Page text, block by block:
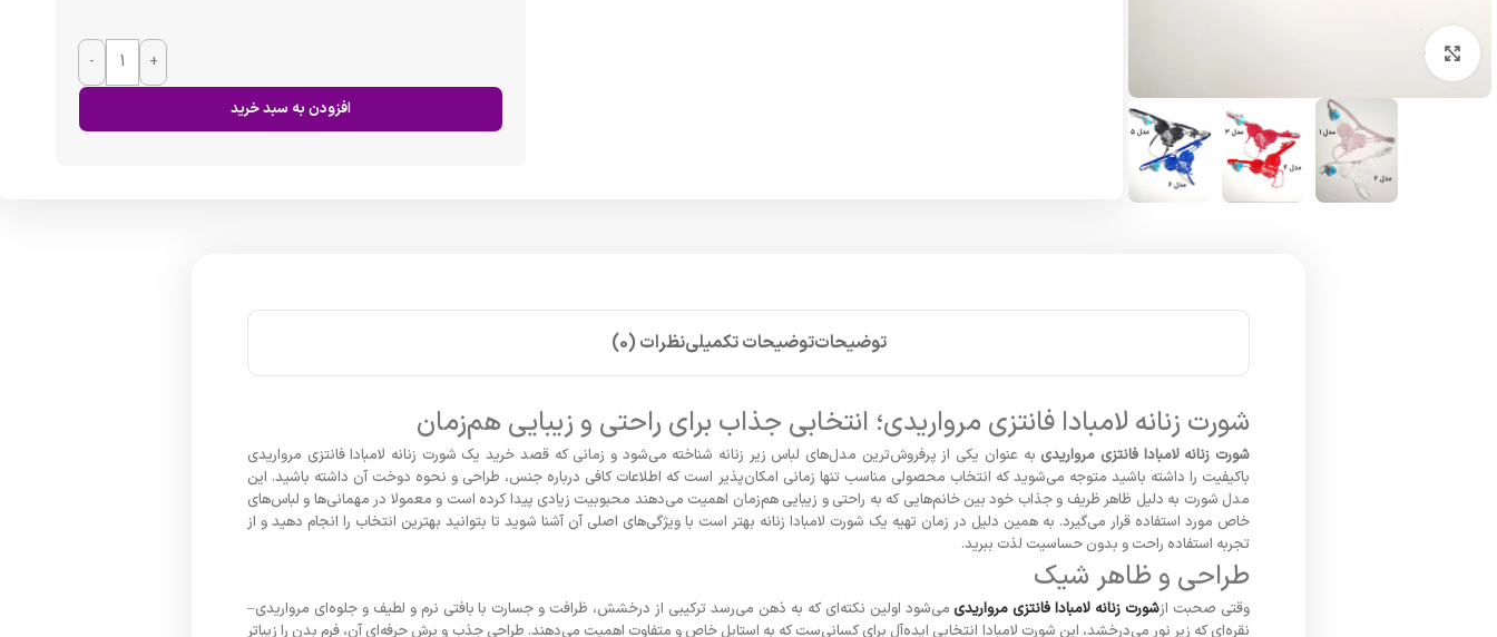
- +
افزودن به سبد خرید
توضیحاتتوضیحات تکمیلینظرات (0)
شورت زنانه لامبادا فانتزی مرواریدی؛ انتخابی جذاب برای راحتی و زیبایی هم‌زمان
شورت زنانه لامبادا فانتزی مرواریدی به عنوان یکی از پرفروش‌ترین مدل‌های لباس زیر زنانه شناخته می‌شود و زمانی که قصد خرید یک شورت زنانه لامبادا فانتزی مرواریدی
باکیفیت را داشته باشید متوجه می‌شوید که انتخاب محصولی مناسب تنها زمانی امکان‌پذیر است که اطلاعات کافی درباره جنس، طراحی و نحوه دوخت آن داشته باشید. این
مدل شورت به دلیل ظاهر ظریف و جذاب خود بین خانم‌هایی که به راحتی و زیبایی هم‌زمان اهمیت می‌دهند محبوبیت زیادی پیدا کرده است و معمولا در مهمانی‌ها و لباس‌های
خاص مورد استفاده قرار می‌گیرد. به همین دلیل در زمان تهیه یک شورت لامبادا زنانه بهتر است با ویژگی‌های اصلی آن آشنا شوید تا بتوانید بهترین انتخاب را انجام دهید و از
تجربه استفاده راحت و بدون حساسیت لذت ببرید.
طراحی و ظاهر شیک
وقتی صحبت ازشورت زنانه لامبادا فانتزی مرواریدی می‌شود اولین نکته‌ای که به ذهن می‌رسد ترکیبی از درخشش، ظرافت و جسارت با بافتی نرم و لطیف و جلوه‌ای مرواریدی–
نقره‌ای که زیر نور می‌درخشد، این شورت لامبادا انتخابی ایده‌آل برای کسانی‌ست که به استایل خاص و متفاوت اهمیت می‌دهند. طراحی جذب و برش حرفه‌ای آن، فرم بدن را زیباتر